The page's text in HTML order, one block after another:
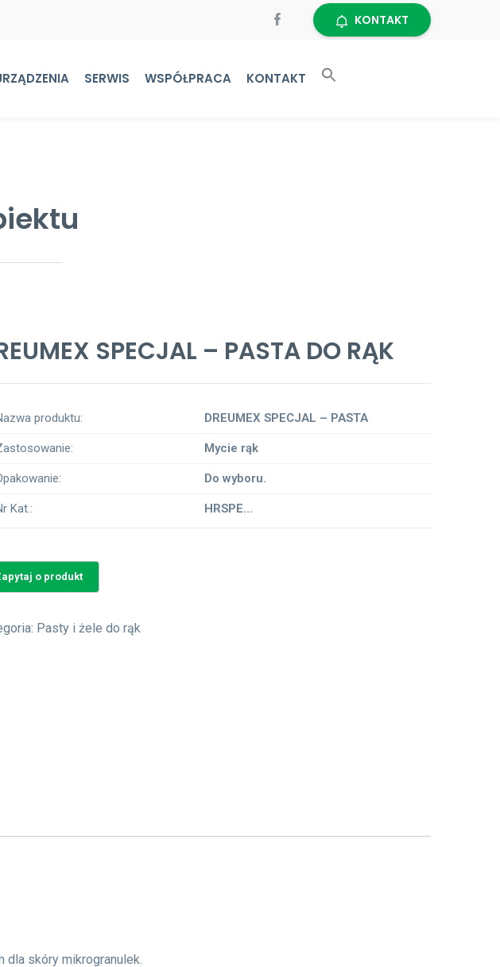
KONTAKT
SERWIS WSPÓŁPRACA KONTAKT
SPECJAL – PASTA DO RĄK
produktu:
Kat.:
DREUMEX SPECJAL – PASTA
Mycie rąk
Do wyboru.
HRSPE…
Pasty i żele do rąk
dla skóry mikrogranulek.